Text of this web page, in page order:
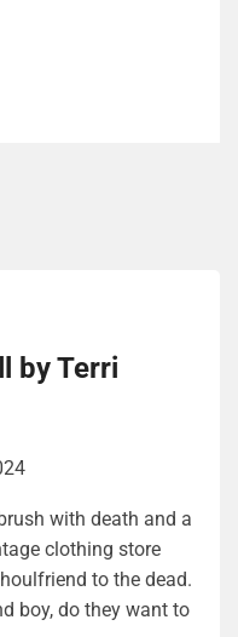
by Terri
with death and a
clothing store
to the dead.
boy, do they want to